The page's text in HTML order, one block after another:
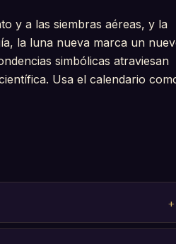
y a las siembras aéreas, y la
la luna nueva marca un
simbólicas atraviesan
Usa el calendario